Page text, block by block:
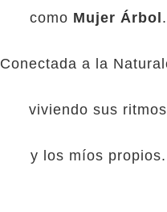
como Mujer Árbol .
Conectada a la
viviendo sus ritmos
y los míos propios.